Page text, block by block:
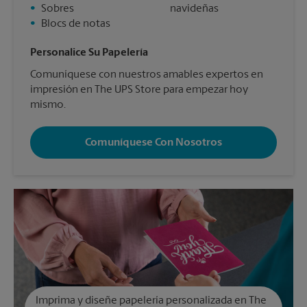
•
Sobres
•
Blocs de notas
navideñas
Personalice Su Papelería
Comuníquese con nuestros amables expertos en
impresión en The UPS Store para empezar hoy
mismo.
Comuníquese Con Nosotros
Imprima y diseñe papelería personalizada en The